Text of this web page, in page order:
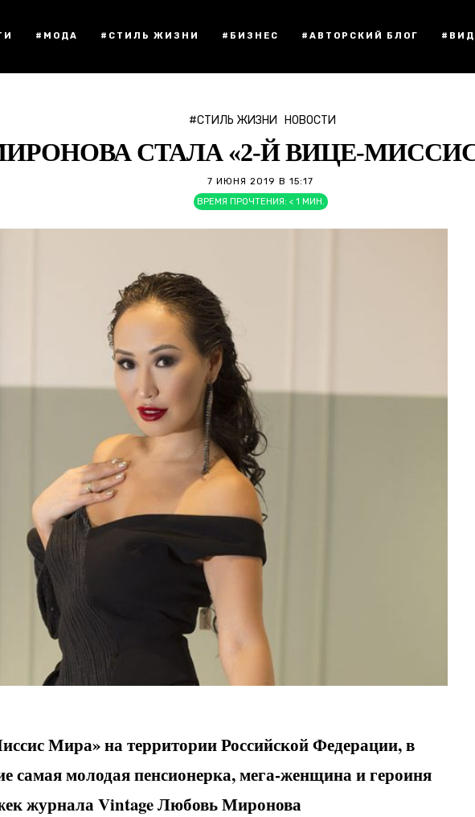
#МОДА #СТИЛЬ ЖИЗНИ #БИЗНЕС #АВТОРСКИЙ БЛОГ
#СТИЛЬ ЖИЗНИ НОВОСТИ
СТАЛА «2-Й ВИЦЕ-МИССИС
7 ИЮНЯ 2019 В 15:17
ВРЕМЯ ПРОЧТЕНИЯ: < 1 МИН.
Мира» на территории Российской Федерации, в
самая молодая пенсионерка, мега-женщина и героиня
журналаVintageЛюбовь Миронова